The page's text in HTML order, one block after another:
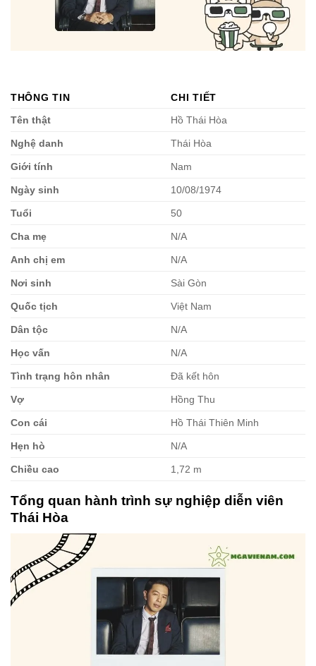
THÔNG TIN
CHI TIẾT
Tên thật
Hồ Thái Hòa
Nghệ danh Thái Hòa
Giới tính Nam
Ngày sinh 10/08/1974
Tuổi 50
Cha mẹ N/A
Anh chị em N/A
Nơi sinh Sài Gòn
Quốc tịch Việt Nam
Dân tộc N/A
Học vấn N/A
Tình trạng hôn nhân Đã kết hôn
Vợ Hồng Thu
Con cái Hồ Thái Thiên Minh
Hẹn hò N/A
Chiều cao 1,72 m
Tổng quan hành trình sự nghiệp diễn viên
Thái Hòa